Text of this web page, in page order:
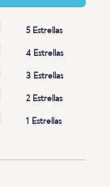
5 Estrellas
4 Estrellas
3 Estrellas
2 Estrellas
1 Estrellas